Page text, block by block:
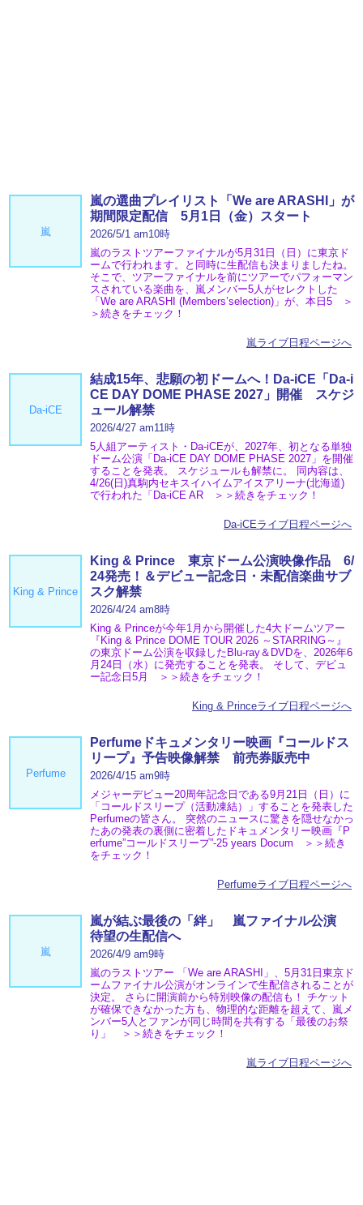
嵐
嵐の選曲プレイリスト「We are ARASHI」が
期間限定配信 5月1日（金）スタート
2026/5/1 am10時
嵐のラストツアーファイナルが5月31日（日）に東京ド
ームで行われます。と同時に生配信も決まりましたね。
そこで、ツアーファイナルを前にツアーでパフォーマン
スされている楽曲を、嵐メンバー5人がセレクトした
「We are ARASHI (Members’selection)」が、本日5 ＞
＞続きをチェック！
嵐ライブ日程ページへ
Da-iCE
結成15年、悲願の初ドームへ！Da-iCE「Da-i
CE DAY DOME PHASE 2027」開催 スケジ
ュール解禁
2026/4/27 am11時
5人組アーティスト・Da-iCEが、2027年、初となる単独
ドーム公演「Da-iCE DAY DOME PHASE 2027」を開催
することを発表。 スケジュールも解禁に。 同内容は、
4/26(日)真駒内セキスイハイムアイスアリーナ(北海道)
で行われた「Da-iCE AR ＞＞続きをチェック！
Da-iCEライブ日程ページへ
King & Prince
King & Prince 東京ドーム公演映像作品 6/
24発売！＆デビュー記念日・未配信楽曲サブ
スク解禁
2026/4/24 am8時
King & Princeが今年1月から開催した4大ドームツアー
『King & Prince DOME TOUR 2026 ～STARRING～』
の東京ドーム公演を収録したBlu-ray＆DVDを、2026年6
月24日（水）に発売することを発表。 そして、デビュ
ー記念日5月 ＞＞続きをチェック！
King & Princeライブ日程ページへ
Perfume
Perfumeドキュメンタリー映画『コールドス
リープ』予告映像解禁 前売券販売中
2026/4/15 am9時
メジャーデビュー20周年記念日である9月21日（日）に
「コールドスリープ（活動凍結）」することを発表した
Perfumeの皆さん。 突然のニュースに驚きを隠せなかっ
たあの発表の裏側に密着したドキュメンタリー映画『P
erfume”コールドスリープ”-25 years Docum ＞＞続き
をチェック！
Perfumeライブ日程ページへ
嵐
嵐が結ぶ最後の「絆」 嵐ファイナル公演
待望の生配信へ
2026/4/9 am9時
嵐のラストツアー 「We are ARASHI」、5月31日東京ド
ームファイナル公演がオンラインで生配信されることが
決定。 さらに開演前から特別映像の配信も！ チケット
が確保できなかった方も、物理的な距離を超えて、嵐メ
ンバー5人とファンが同じ時間を共有する「最後のお祭
り」 ＞＞続きをチェック！
嵐ライブ日程ページへ